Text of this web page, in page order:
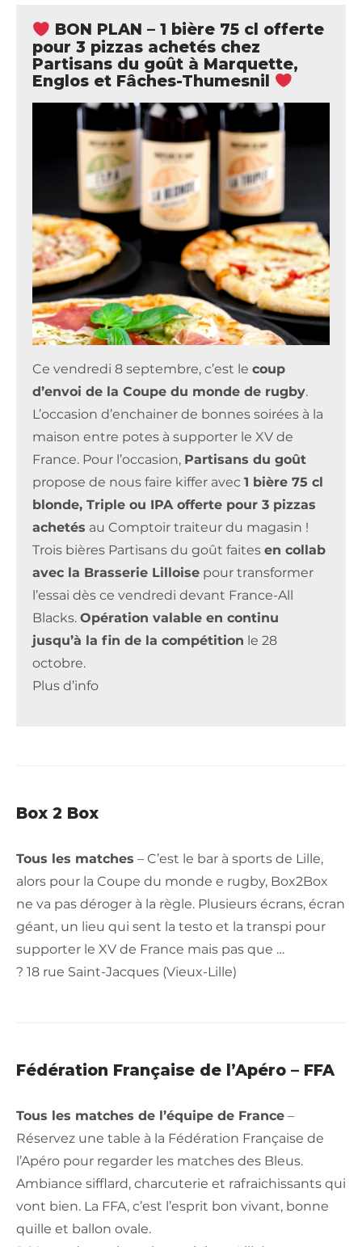
BON PLAN – 1 bière 75 cl offerte
pour 3 pizzas achetés chez
Partisans du goût à Marquette,
Englos et Fâches-Thumesnil
Ce vendredi 8 septembre, c’est le coup
d’envoi de la Coupe du monde de rugby.
L’occasion d’enchainer de bonnes soirées à la
maison entre potes à supporter le XV de
France. Pour l’occasion, Partisans du goût
propose de nous faire kiffer avec 1 bière 75 cl
blonde, Triple ou IPA offerte pour 3 pizzas
achetés au Comptoir traiteur du magasin !
Trois bières Partisans du goût faites en collab
avec la Brasserie Lilloise pour transformer
l’essai dès ce vendredi devant France-All
Blacks. Opération valable en continu
jusqu’à la fin de la compétition le 28
octobre.
Plus d’info
Box 2 Box
Tous les matches – C’est le bar à sports de Lille,
alors pour la Coupe du monde e rugby, Box2Box
ne va pas déroger à la règle. Plusieurs écrans, écran
géant, un lieu qui sent la testo et la transpi pour
supporter le XV de France mais pas que …
? 18 rue Saint-Jacques (Vieux-Lille)
Fédération Française de l’Apéro – FFA
Tous les matches de l’équipe de France –
Réservez une table à la Fédération Française de
l’Apéro pour regarder les matches des Bleus.
Ambiance sifflard, charcuterie et rafraichissants qui
vont bien. La FFA, c’est l’esprit bon vivant, bonne
quille et ballon ovale.